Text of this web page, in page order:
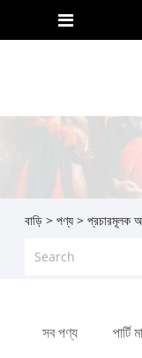
বাড়ি > পণ্য> প্রচারমূলক
সব পণ্য পার্টি